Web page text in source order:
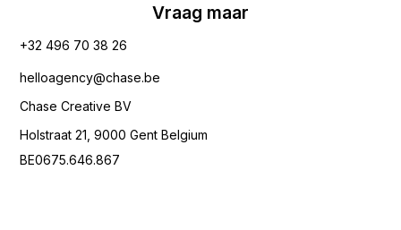
Vraag maar
+32 496 70 38 26‬
helloagency@chase.be
Chase Creative BV
Holstraat 21, 9000 Gent Belgium
BE0675.646.867